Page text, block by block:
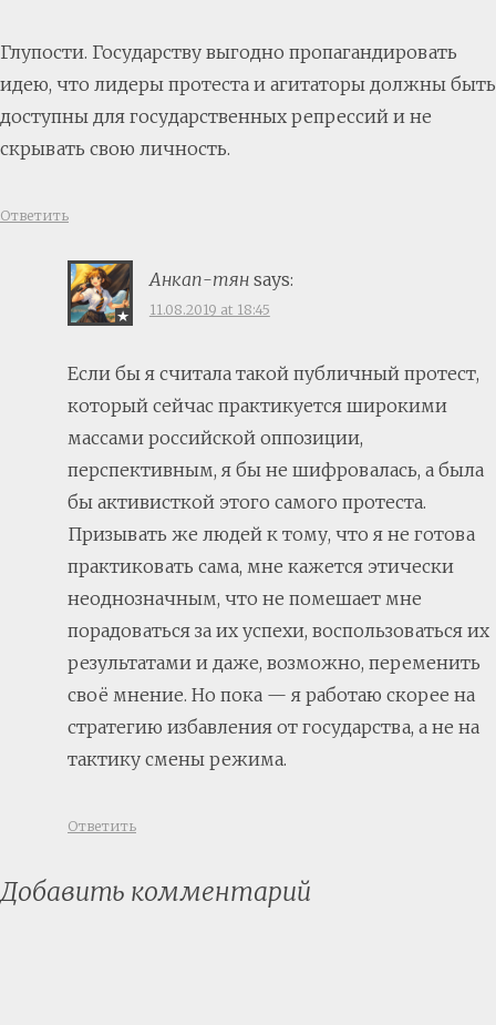
Глупости. Государству выгодно пропагандировать
идею, что лидеры протеста и агитаторы должны быть
доступны для государственных репрессий и не
скрывать свою личность.
Ответить
Анкап-тян says:
11.08.2019 at 18:45
Если бы я считала такой публичный протест,
который сейчас практикуется широкими
массами российской оппозиции,
перспективным, я бы не шифровалась, а была
бы активисткой этого самого протеста.
Призывать же людей к тому, что я не готова
практиковать сама, мне кажется этически
неоднозначным, что не помешает мне
порадоваться за их успехи, воспользоваться их
результатами и даже, возможно, переменить
своё мнение. Но пока — я работаю скорее на
стратегию избавления от государства, а не на
тактику смены режима.
Ответить
Добавить комментарий